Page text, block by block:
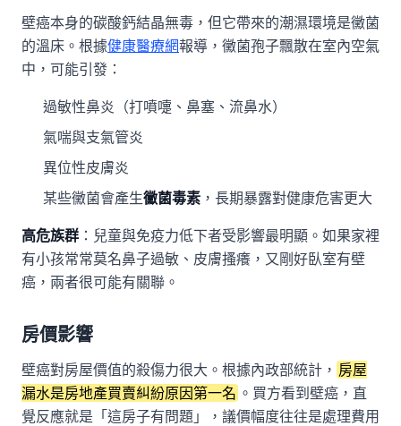
壁癌本身的碳酸鈣結晶無毒，但它帶來的潮濕環境是黴菌
的溫床。根據健康醫療網報導，黴菌孢子飄散在室內空氣
中，可能引發：
過敏性鼻炎（打噴嚏、鼻塞、流鼻水）
氣喘與支氣管炎
異位性皮膚炎
某些黴菌會產生黴菌毒素 ，長期暴露對健康危害更大
高危族群 ：兒童與免疫力低下者受影響最明顯。如果家裡
有小孩常常莫名鼻子過敏、皮膚搔癢，又剛好臥室有壁
癌，兩者很可能有關聯。
房價影響
壁癌對房屋價值的殺傷力很大。根據內政部統計， 房屋
漏水是房地產買賣糾紛原因第一名 。買方看到壁癌，直
覺反應就是「這房子有問題」，議價幅度往往是處理費用